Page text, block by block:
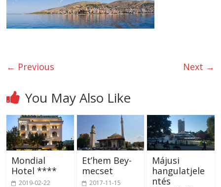
← Previous Next →
You May Also Like
Mondial
Hotel ****
2019-02-22
Et’hem Bey-
mecset
2017-11-15
Májusi
hangulatjele
ntés